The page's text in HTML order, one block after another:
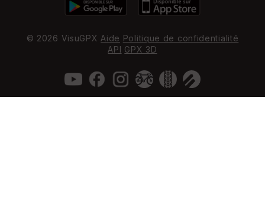
© 2026 VisuGPX Aide Politique de confidentialité
API GPX 3D